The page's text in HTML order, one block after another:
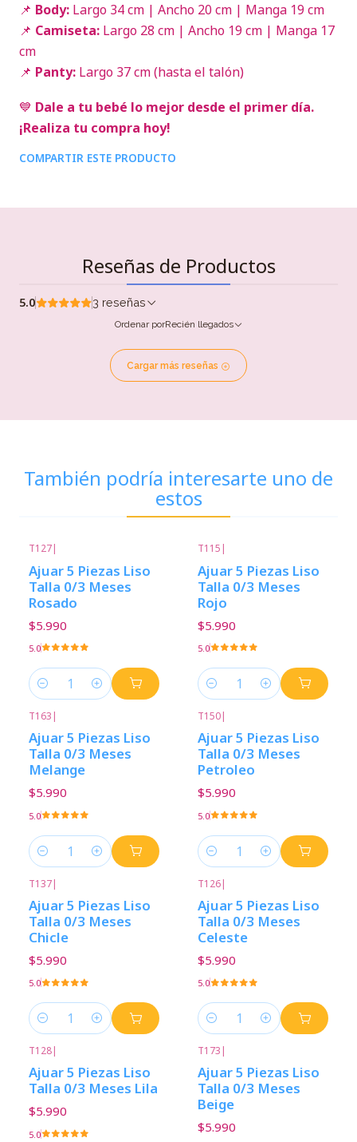
📌 Body: Largo 34 cm | Ancho 20 cm | Manga 19 cm
📌 Camiseta: Largo 28 cm | Ancho 19 cm | Manga 17
cm
📌 Panty: Largo 37 cm (hasta el talón)
💙 Dale a tu bebé lo mejor desde el primer día.
¡Realiza tu compra hoy!
COMPARTIR ESTE PRODUCTO
Reseñas de Productos
5.0 3 reseñas
Ordenar porRecién llegados
Cargar más reseñas
También podría interesarte uno de
estos
T127|
Ajuar 5 Piezas Liso
Talla 0/3 Meses
Rosado
$5.990
5.0
Cantidad
T115 |
Ajuar 5 Piezas Liso
Talla 0/3 Meses
Rojo
$5.990
5.0
Cantidad
T163 |
Ajuar 5 Piezas Liso
Talla 0/3 Meses
Melange
$5.990
5.0
Cantidad
T150|
Ajuar 5 Piezas Liso
Talla 0/3 Meses
Petroleo
$5.990
5.0
Cantidad
T137|
Ajuar 5 Piezas Liso
Talla 0/3 Meses
Chicle
$5.990
5.0
Cantidad
T126|
Ajuar 5 Piezas Liso
Talla 0/3 Meses
Celeste
$5.990
5.0
Cantidad
T128|
Ajuar 5 Piezas Liso
Talla 0/3 Meses Lila
$5.990
5.0
T173 |
Ajuar 5 Piezas Liso
Talla 0/3 Meses
Beige
$5.990